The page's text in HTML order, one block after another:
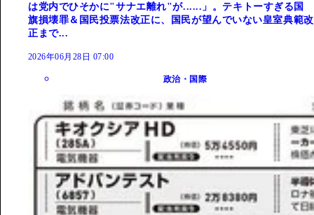
は党内でひそかに"サナエ離れ"が......」。テキトーすぎる国
旗損壊罪＆国民投票法改正に、国民が望んでいない皇室典範改
正まで...
2026年06月28日 07:00
政治・国際